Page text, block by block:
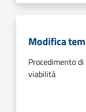
Modifica
Procedimento
viabilità